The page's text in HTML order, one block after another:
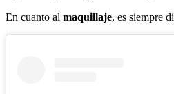
En cuanto al maquillaje, es siempre